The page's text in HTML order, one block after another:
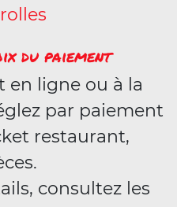
du paiement
en ligne ou à la
par paiement
restaurant,
consultez les